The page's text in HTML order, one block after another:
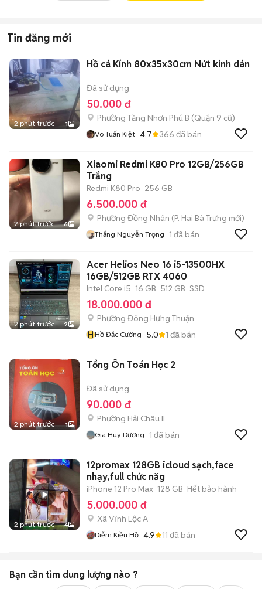
Tin đăng mới
2 phút trước 1
Hồ cá Kính 80x35x30cm Nứt kính dán
Đã sử dụng
50.000 đ
Phường Tăng Nhơn Phú B (Quận 9 cũ)
Võ Tuấn Kiệt 4.7 366 đã bán
2 phút trước 6
Xiaomi Redmi K80 Pro 12GB/256GB
Trắng
Redmi K80 Pro 256 GB
6.500.000 đ
Phường Đồng Nhân (P. Hai Bà Trưng mới)
Thắng Nguyễn Trọng 1 đã bán
2 phút trước 2
Acer Helios Neo 16 i5-13500HX
16GB/512GB RTX 4060
Intel Core i5 16 GB 512 GB SSD
18.000.000 đ
Phường Đông Hưng Thuận
HHồ Đắc Cường 5.0 1 đã bán
2 phút trước 1
Tổng Ôn Toán Học 2
Đã sử dụng
90.000 đ
Phường Hải Châu II
Gia Huy Dương 1 đã bán
2 phút trước 4
12promax 128GB icloud sạch,face
nhạy,full chức năg
iPhone 12 Pro Max 128 GB Hết bảo hành
5.000.000 đ
Xã Vĩnh Lộc A
Diễm Kiều Hồ 4.9 11 đã bán
Bạn cần tìm dung lượng nào ?